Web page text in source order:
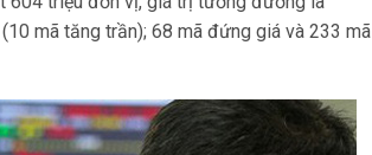
mã tăng trần); 68 mã đứng giá và 233 mã